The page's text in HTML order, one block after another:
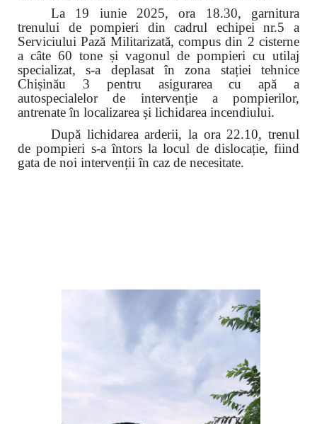
La 19 iunie 2025, ora 18.30, garnitura
trenului de pompieri din cadrul echipei nr.5 a
Serviciului Pază Militarizată, compus din 2 cisterne
a câte 60 tone și vagonul de pompieri cu utilaj
specializat, s-a deplasat în zona stației tehnice
Chișinău 3 pentru asigurarea cu apă a
autospecialelor de intervenție a pompierilor,
antrenate în localizarea și lichidarea incendiului.
După lichidarea arderii, la ora 22.10, trenul
de pompieri s-a întors la locul de dislocație, fiind
gata de noi intervenții în caz de necesitate.